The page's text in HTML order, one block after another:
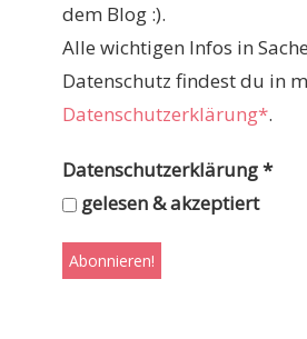
dem Blog :).
Alle wichtigen Infos in
Datenschutz findest du in
Datenschutzerklärung*.
Datenschutzerklärung*
gelesen & akzeptiert